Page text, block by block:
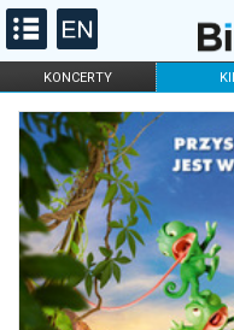
KONCERTY
FILHARMONIA
DLA DZIECI